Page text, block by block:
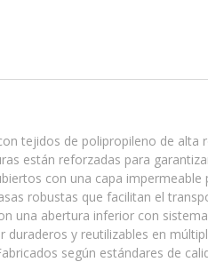
tejidos de polipropileno de
están reforzadas para
con una capa
robustas que facilitan el
una abertura inferior con
duraderos y reutilizables en
según estándares de